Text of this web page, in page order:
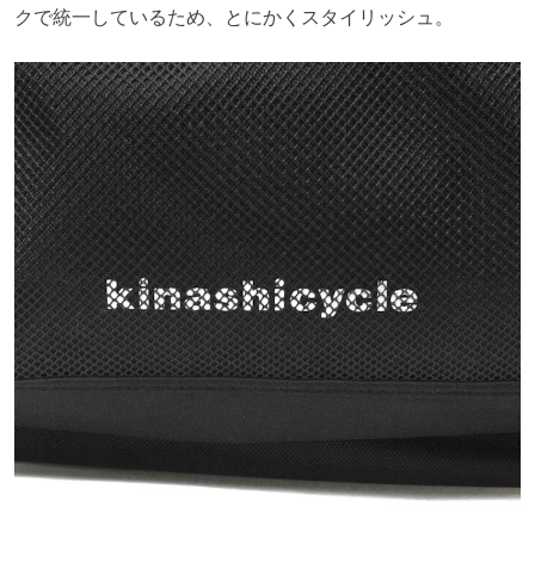
クで統一しているため、とにかくスタイリッシュ。